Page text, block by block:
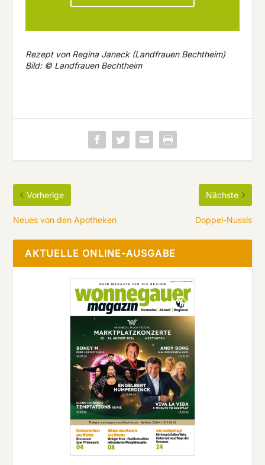
Rezept von Regina Janeck (Landfrauen Bechtheim)
Bild: © Landfrauen Bechtheim
Vorherige
Neues von den Apotheken
Nächste
Doppel-Nussis
AKTUELLE ONLINE-AUSGABE